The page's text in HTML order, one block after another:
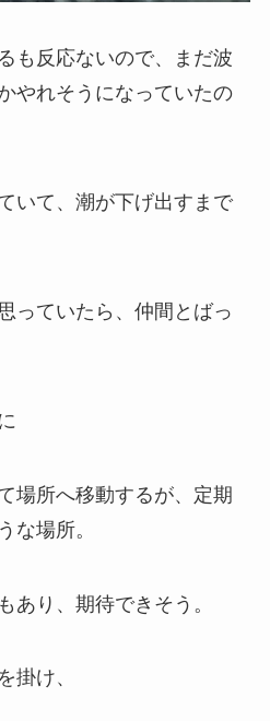
も反応ないので、まだ波
やれそうになっていたの
いて、潮が下げ出すまで
っていたら、仲間とばっ
場所へ移動するが、定期
な場所。
あり、期待できそう。
掛け、